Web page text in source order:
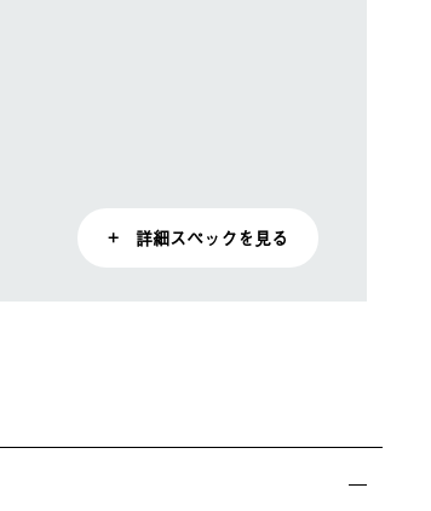
+ 詳細スペックを見る